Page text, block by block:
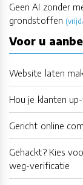
Geen AI zonder
grondstoffen
Voor u
Website laten
Hou je klanten
Gericht online
Gehackt? Kies
weg-verificatie